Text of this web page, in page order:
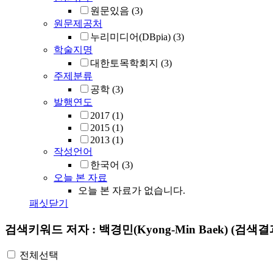
원문있음 (3)
원문제공처
누리미디어(DBpia) (3)
학술지명
대한토목학회지 (3)
주제분류
공학 (3)
발행연도
2017 (1)
2015 (1)
2013 (1)
작성언어
한국어 (3)
오늘 본 자료
오늘 본 자료가 없습니다.
패싯닫기
검색키워드 저자 : 백경민(Kyong-Min Baek) (검색결
전체선택